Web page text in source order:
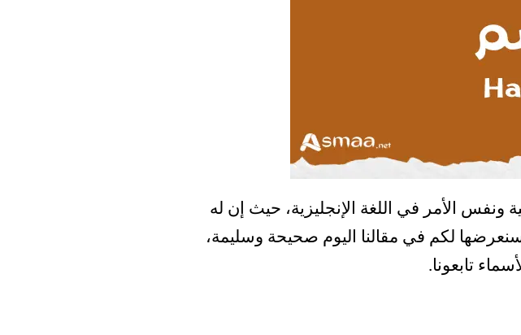
ونفس الأمر في اللغة الإنجليزية، حيث إن له
لكم في مقالنا اليوم صحيحة وسليمة،
تابعونا.